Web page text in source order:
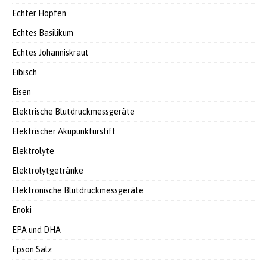
Echter Hopfen
Echtes Basilikum
Echtes Johanniskraut
Eibisch
Eisen
Elektrische Blutdruckmessgeräte
Elektrischer Akupunkturstift
Elektrolyte
Elektrolytgetränke
Elektronische Blutdruckmessgeräte
Enoki
EPA und DHA
Epson Salz